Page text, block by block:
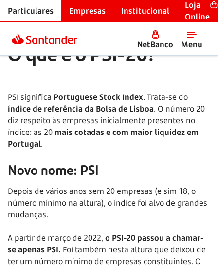
Particulares Empresas Institucional
Loja
Online
NetBanco Menu
Glossário financeiro
O que é o PSI-20?
PSI significa Portuguese Stock Index. Trata-se do
índice de referência da Bolsa de Lisboa. O número 20
diz respeito às empresas inicialmente presentes no
índice: as 20 mais cotadas e com maior liquidez em
Portugal.
Novo nome: PSI
Depois de vários anos sem 20 empresas (e sim 18, o
número mínimo na altura), o índice foi alvo de grandes
mudanças.
A partir de março de 2022, o PSI-20 passou a chamar-
se apenas PSI. Foi também nesta altura que deixou de
ter um número mínimo de empresas constituintes. O